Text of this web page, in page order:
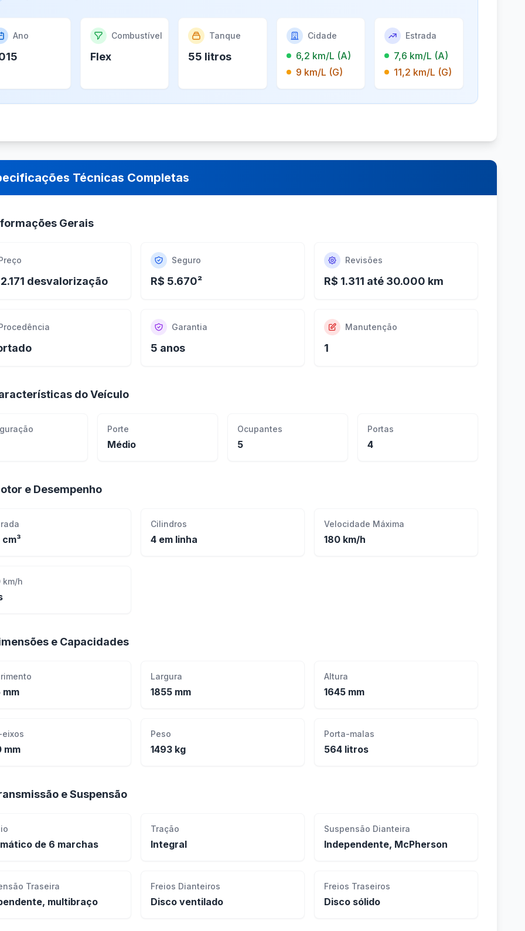
Ano Combustível
Flex
Tanque
55 litros
Cidade
6,2 km/L (A)
9 km/L (G)
Estrada
7,6 km/L (A)
11,2 km/L (G)
Técnicas Completas
Gerais
desvalorização
Seguro
R$ 5.670²
Revisões
R$ 1.311 até 30.000 km
Garantia
5 anos
Manutenção
1
do Veículo
Porte
Médio
Ocupantes
5
Portas
4
e Desempenho
Cilindros
4 em linha
Velocidade Máxima
180 km/h
km/h
e Capacidades
mm
Largura
1855 mm
Altura
1645 mm
eixos
mm
Peso
1493 kg
Porta-malas
564 litros
e Suspensão
de 6 marchas
Tração
Integral
Suspensão Dianteira
Independente, McPherson
Traseira
multibraço
Freios Dianteiros
Disco ventilado
Freios Traseiros
Disco sólido